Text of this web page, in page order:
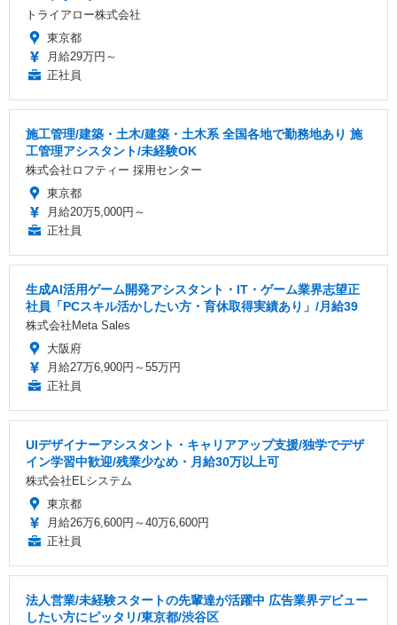
トライアロー株式会社
東京都
月給29万円～
正社員
施工管理/建築・土木/建築・土木系 全国各地で勤務地あり 施
工管理アシスタント/未経験OK
株式会社ロフティー 採用センター
東京都
月給20万5,000円～
正社員
生成AI活用ゲーム開発アシスタント・IT・ゲーム業界志望正
社員「PCスキル活かしたい方・育休取得実績あり」/月給39
株式会社Meta Sales
大阪府
月給27万6,900円～55万円
正社員
UIデザイナーアシスタント・キャリアアップ支援/独学でデザ
イン学習中歓迎/残業少なめ・月給30万以上可
株式会社ELシステム
東京都
月給26万6,600円～40万6,600円
正社員
法人営業/未経験スタートの先輩達が活躍中 広告業界デビュー
したい方にピッタリ/東京都/渋谷区